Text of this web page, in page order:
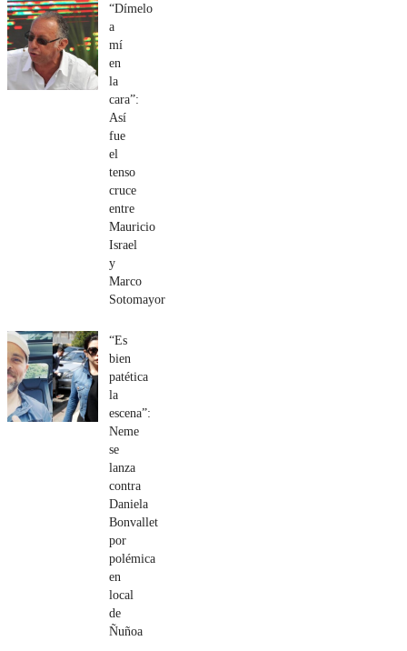
“Dímelo
a
mí
en
la
cara”:
Así
fue
el
tenso
cruce
entre
Mauricio
Israel
y
Marco
Sotomayor
“Es
bien
patética
la
escena”:
Neme
se
lanza
contra
Daniela
Bonvallet
por
polémica
en
local
de
Ñuñoa